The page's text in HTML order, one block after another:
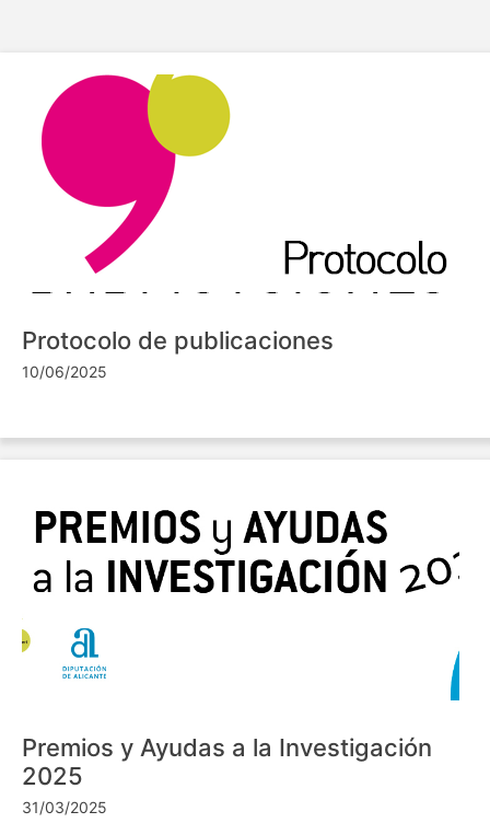
Protocolo de publicaciones
10/06/2025
Premios y Ayudas a la Investigación
2025
31/03/2025